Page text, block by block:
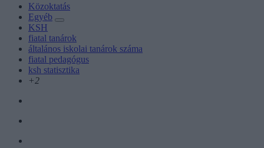
Közoktatás
Egyéb
KSH
fiatal tanárok
általános iskolai tanárok száma
fiatal pedagógus
ksh statisztika
+2